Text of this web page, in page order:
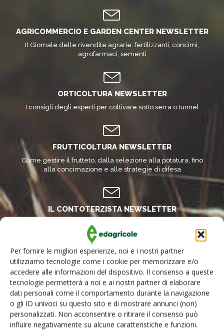
Per fornire le migliori esperienze, noi e i nostri partner
utilizziamo tecnologie come i cookie per memorizzare e/o
accedere alle informazioni del dispositivo. Il consenso a queste
tecnologie permetterà a noi e ai nostri partner di elaborare
dati personali come il comportamento durante la navigazione
o gli ID univoci su questo sito e di mostrare annunci (non)
personalizzati. Non acconsentire o ritirare il consenso può
influire negativamente su alcune caratteristiche e funzioni.
AGRICOMMERCIO E GARDEN CENTER NEWSLETTER
Il Giornale delle rivendite agrarie: fertilizzanti, concimi,
agrofarmaci, sementi
ORTICOLTURA NEWSLETTER
I consigli degli esperti per coltivare sotto serra o tunnel
FRUTTICOLTURA NEWSLETTER
Come gestire il frutteto, dalla selezione alla potatura, fino
alla concimazione e alle strategie di difesa
IL CONTOTERZISTA NEWSLETTER
corretta attività di agromeccanico
INFORMATORE ZOOTECNICO NEWSLETTER
L’allevamento professionale in ogni suo aspetto
MACCHINE AGRICOLE NEWSLETTER